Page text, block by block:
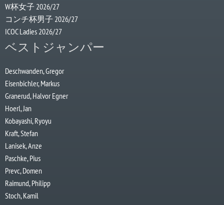
W杯女子 2026/27
コンチ杯男子 2026/27
ICOC Ladies 2026/27
ベストジャンパー
Deschwanden, Gregor
Eisenbichler, Markus
Granerud, Halvor Egner
Hoerl, Jan
Kobayashi, Ryoyu
Kraft, Stefan
Lanisek, Anze
Paschke, Pius
Prevc, Domen
Raimund, Philipp
Stoch, Kamil